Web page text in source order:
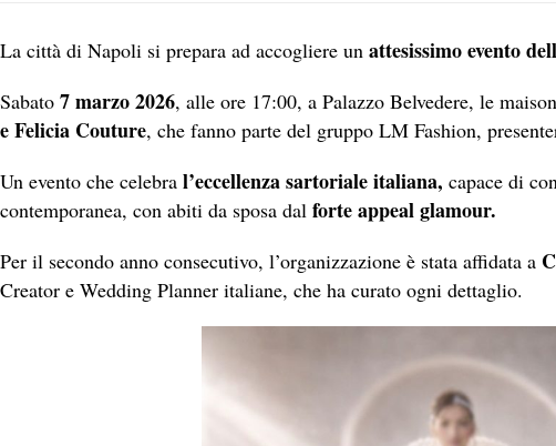
La città di Napoli si prepara ad accogliere un attesissimo evento
Sabato 7 marzo 2026, alle ore 17:00, a Palazzo Belvedere, le
e Felicia Couture, che fanno parte del gruppo LM Fashion,
Un evento che celebra l’eccellenza sartoriale italiana, capace di
contemporanea, con abiti da sposa dal forte appeal glamour.
Per il secondo anno consecutivo, l’organizzazione è stata affidata a
Creator e Wedding Planner italiane, che ha curato ogni dettaglio.